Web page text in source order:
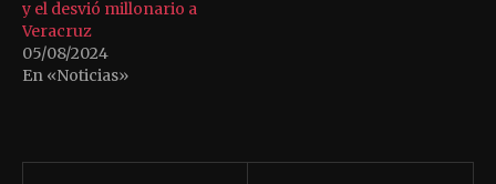
y el desvió millonario a
Veracruz
05/08/2024
En «Noticias»